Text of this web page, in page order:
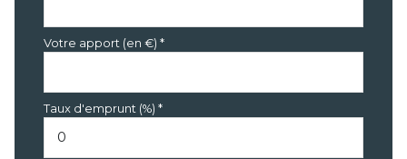
Votre apport (en €) *
Taux d'emprunt (%) *